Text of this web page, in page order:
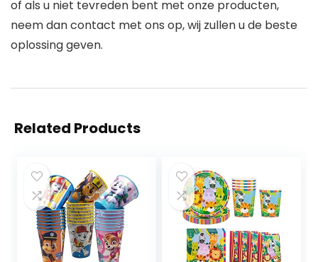
of als u niet tevreden bent met onze producten,
neem dan contact met ons op, wij zullen u de beste
oplossing geven.
Related Products